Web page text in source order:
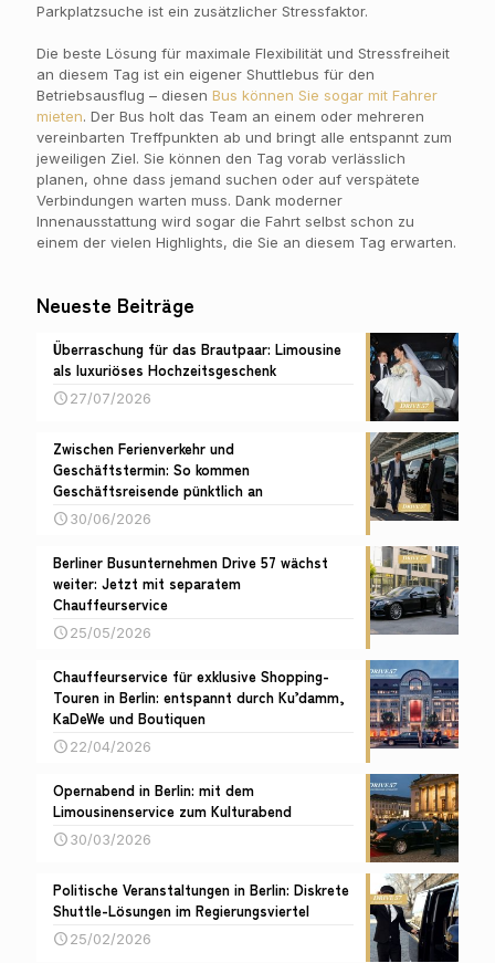
Parkplatzsuche ist ein zusätzlicher Stressfaktor.
Die beste Lösung für maximale Flexibilität und Stressfreiheit
an diesem Tag ist ein eigener Shuttlebus für den
Betriebsausflug – diesen Bus können Sie sogar mit Fahrer
mieten. Der Bus holt das Team an einem oder mehreren
vereinbarten Treffpunkten ab und bringt alle entspannt zum
jeweiligen Ziel. Sie können den Tag vorab verlässlich
planen, ohne dass jemand suchen oder auf verspätete
Verbindungen warten muss. Dank moderner
Innenausstattung wird sogar die Fahrt selbst schon zu
einem der vielen Highlights, die Sie an diesem Tag erwarten.
Neueste Beiträge
Überraschung für das Brautpaar: Limousine
als luxuriöses Hochzeitsgeschenk
27/07/2026
Zwischen Ferienverkehr und
Geschäftstermin: So kommen
Geschäftsreisende pünktlich an
30/06/2026
Berliner Busunternehmen Drive 57 wächst
weiter: Jetzt mit separatem
Chauffeurservice
25/05/2026
Chauffeurservice für exklusive Shopping-
Touren in Berlin: entspannt durch Ku’damm,
KaDeWe und Boutiquen
22/04/2026
Opernabend in Berlin: mit dem
Limousinenservice zum Kulturabend
30/03/2026
Politische Veranstaltungen in Berlin: Diskrete
Shuttle-Lösungen im Regierungsviertel
25/02/2026